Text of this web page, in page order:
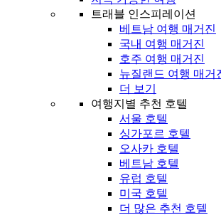
트래블 인스피레이션
베트남 여행 매거진
국내 여행 매거진
호주 여행 매거진
뉴질랜드 여행 매거
더 보기
여행지별 추천 호텔
서울 호텔
싱가포르 호텔
오사카 호텔
베트남 호텔
유럽 호텔
미국 호텔
더 많은 추천 호텔